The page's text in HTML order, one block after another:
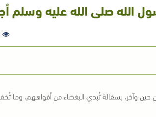
الله صلى الله عليه وسلم
حين وآخر، بسفالة تُبدي البغضاء من أفواههم، وما